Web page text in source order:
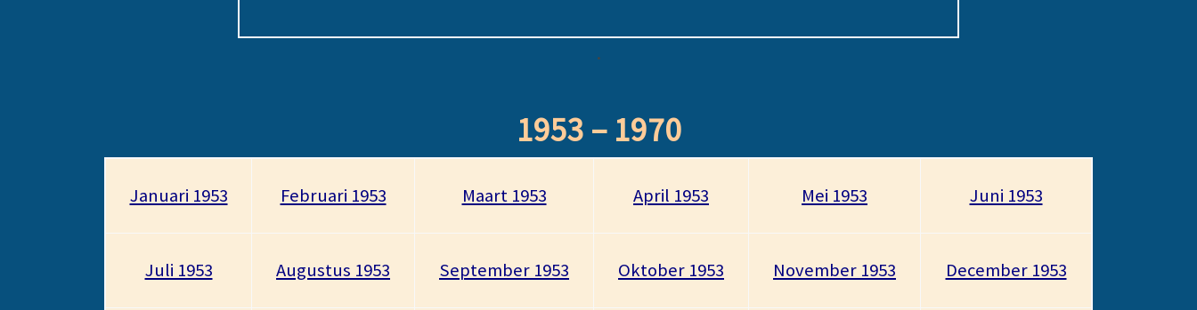
.
1953 – 1970
Januari 1953 Februari 1953 Maart 1953 April 1953 Mei 1953 Juni 1953
Juli 1953 Augustus 1953 September 1953 Oktober 1953 November 1953 December 1953